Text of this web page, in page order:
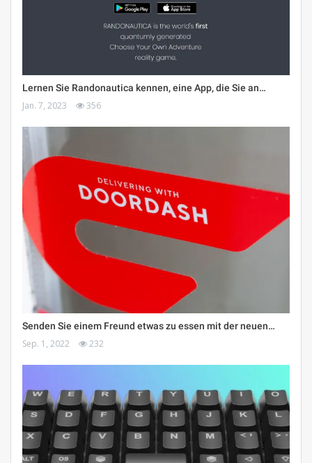
Lernen Sie Randonautica kennen, eine App, die Sie an…
Jan. 7, 2023 356
Senden Sie einem Freund etwas zu essen mit der neuen…
Sep. 1, 2022 232